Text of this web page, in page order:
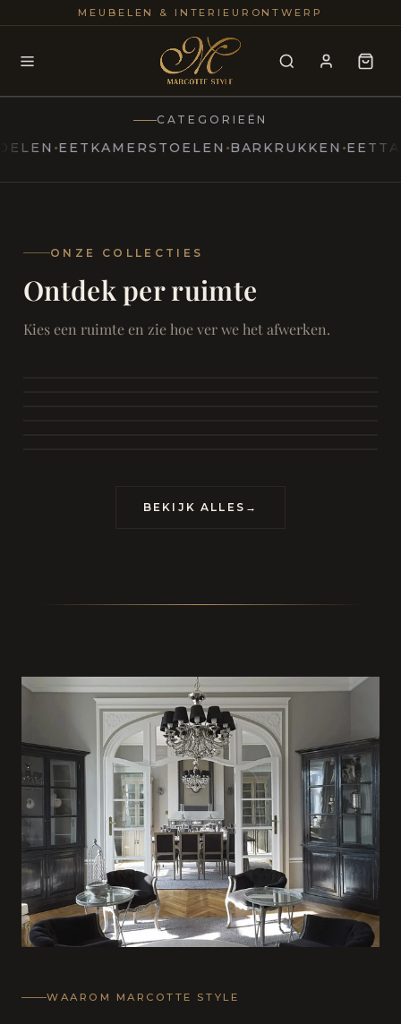
MEUBELEN & INTERIEURONTWERP
Modern
Marcottestyle Living
25+
CATEGORIEËN
EETKAMERSTOELEN BARKRUKKEN EETTAFELS
ONZE COLLECTIES
Ontdek per ruimte
Kies een ruimte en zie hoe ver we het afwerken.
SAMEN ONTSPANNEN
Woonkamer
Eetkamer
RUST EN RETRAITE
BEKIJK ALLES →
WAAROM MARCOTTE STYLE